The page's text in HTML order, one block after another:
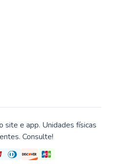
site e app. Unidades físicas
Consulte!